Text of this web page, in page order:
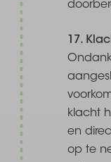
17.
klacht
en
op te